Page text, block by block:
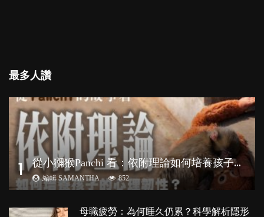
最多人讚
1 從
小獼猴Panchi 看：依附理論如何培養孩子心理韌性？
編輯 SAMANTHA 852
母職疲勞：為何睡久仍累？科學解析隱形